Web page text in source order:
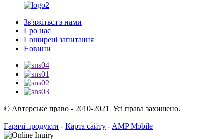
Зв'яжіться з нами
Про нас
Поширені запитання
Новини
© Авторське право - 2010-2021: Усі права захищено.
Гарячі продукти - Карта сайту - AMP Mobile